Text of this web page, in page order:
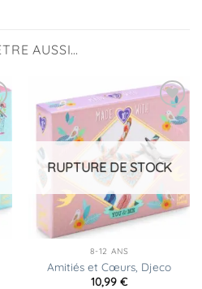
AUSSI…
Ajouter
à la
liste
d’envies
RUPTURE DE STOCK
8-12 ANS
Amitiés et Cœurs, Djeco
10,99 €